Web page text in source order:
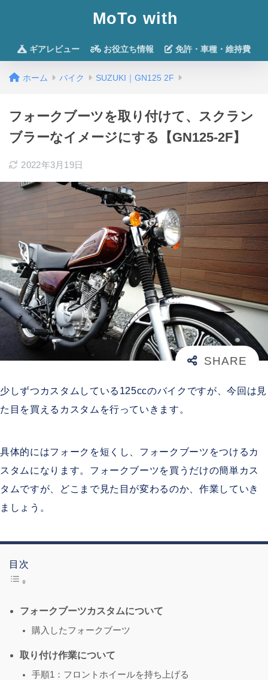
MoTo with
ギアレビュー お役立ち情報 免許・車種・維持費
ホーム バイク SUZUKI｜GN125 2F
フォークブーツを取り付けて、スクラン
ブラーなイメージにする【GN125-2F】
2022年3月19日
少しずつカスタムしている125ccのバイクですが、今回は見
た目を買えるカスタムを行っていきます。
具体的にはフォークを短くし、フォークブーツをつけるカ
スタムになります。フォークブーツを買うだけの簡単カス
タムですが、どこまで見た目が変わるのか、作業していき
ましょう。
目次
フォークブーツカスタムについて
購入したフォークブーツ
取り付け作業について
手順1：フロントホイールを持ち上げる